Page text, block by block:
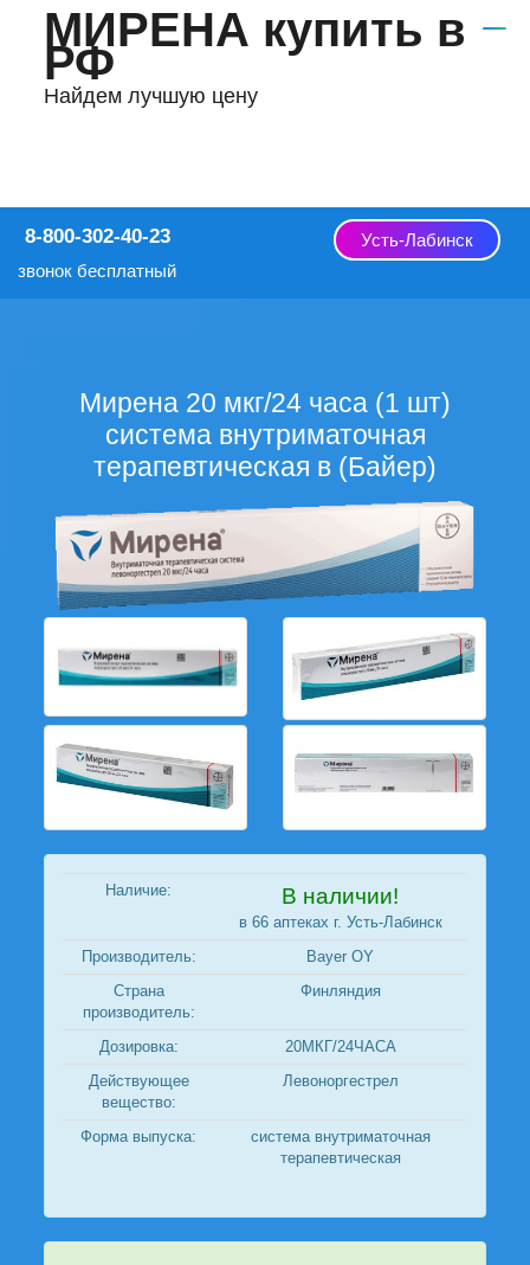
МИРЕНА купить в
РФ
Найдем лучшую цену
8-800-302-40-23
звонок бесплатный
Усть-Лабинск
Мирена 20 мкг/24 часа (1 шт)
система внутриматочная
терапевтическая в (Байер)
Наличие: В наличии!
в 66 аптеках г. Усть-Лабинск
Производитель:
Bayer OY
Страна
производитель:
Финляндия
Дозировка:
20МКГ/24ЧАСА
Действующее
вещество:
Левоноргестрел
Форма выпуска:
система внутриматочная
терапевтическая